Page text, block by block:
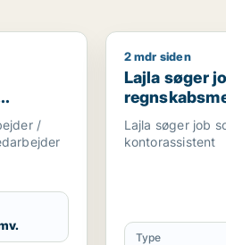
/ revisor /
/
Lajla søger
2 mdr siden
Lajla søger
Lajla søger job
kontorassistent
Type